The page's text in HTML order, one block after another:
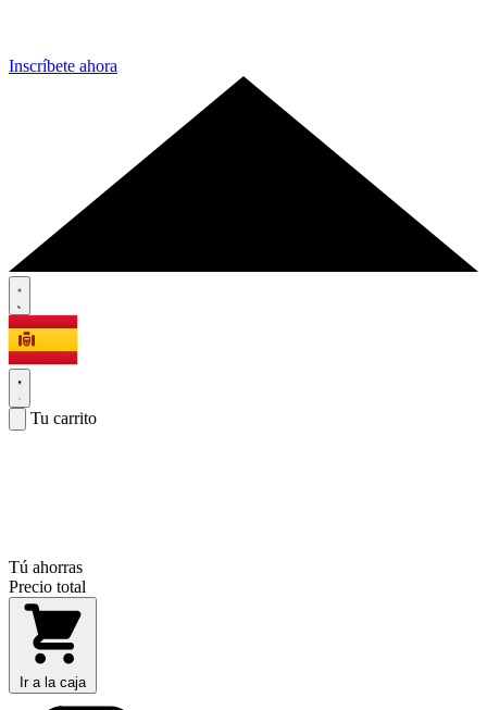
Inscríbete ahora
Tu carrito
Tú ahorras
Precio total
Ir a la caja